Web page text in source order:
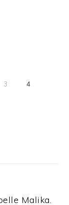
PAGE
3 PAGE
4
Malika.